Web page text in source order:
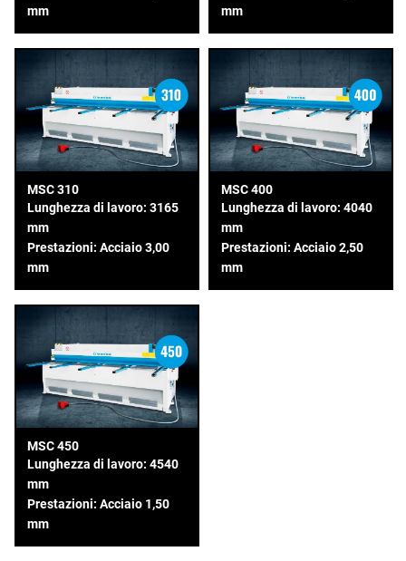
mm
mm
MSC 310
Lunghezza di lavoro: 3165
mm
Prestazioni: Acciaio 3,00
mm
MSC 400
Lunghezza di lavoro: 4040
mm
Prestazioni: Acciaio 2,50
mm
MSC 450
Lunghezza di lavoro: 4540
mm
Prestazioni: Acciaio 1,50
mm